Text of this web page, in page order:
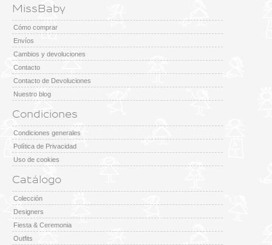
MissBaby
Cómo comprar
Envíos
Cambios y devoluciones
Contacto
Contacto de Devoluciones
Nuestro blog
Condiciones
Condiciones generales
Política de Privacidad
Uso de cookies
Catálogo
Colección
Designers
Fiesta & Ceremonia
Outfits